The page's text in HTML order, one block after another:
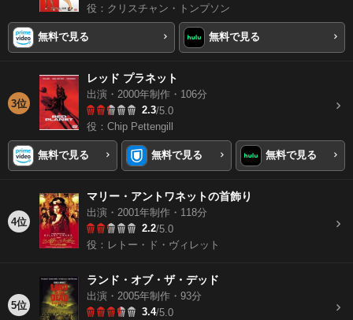
役：クリスチャン・トンプソン
無料で見る 無料で見る
3位
レッド プラネット
出演・2000年制作・106分
2.3/5.0
役：Chip Pettengill
無料で見る 無料で見る 無料で見る
4位
マリー・アントワネットの首飾り
出演・2001年制作・118分
2.2/5.0
役：レトー・ド・ヴィレット
5位
ランド・オブ・ザ・デッド
出演・2005年制作・93分
3.4/5.0